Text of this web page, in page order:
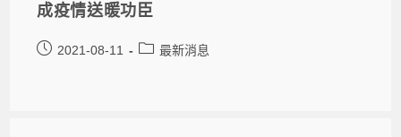
成疫情送暖功臣
2021-08-11 最新消息